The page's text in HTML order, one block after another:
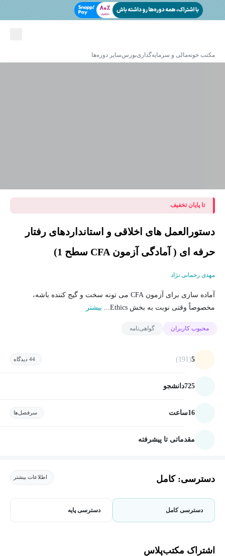
مکتب خونهمالی و سرمایه‌گذاریبورسسایر دوره‌ها
تا پایان تخفیف
دستورالعمل های اخلاقی و استانداردهای رفتار
حرفه ای ( آمادگی آزمون CFA سطح 1)
مهدی رحمانی نژاد
آماده سازی برای آزمون CFA می تونه سخت و گیج کننده باشه،
مخصوصاً وقتی نوبت به بخش Ethics...
بیشتر
محبوب کاربران گواهی‌نامه
5
(191) 44 دیدگاه
725دانشجو
16ساعت سرفصل‌ها
مقدماتی تا پیشرفته
دسترسی: کامل اطلاعات بیشتر
دسترسی کامل دسترسی پایه
اشتراک مکتب‌پلاس